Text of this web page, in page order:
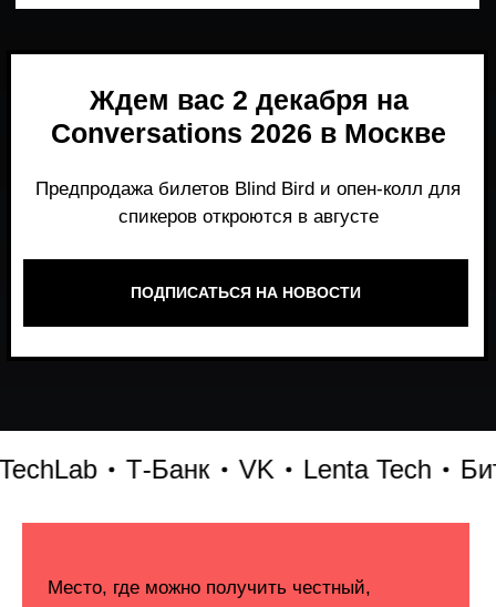
ПОДПИСАТЬСЯ НА НОВОСТИ
Т-Банк VK Lenta Tech
Место, где можно получить честный,
работает и формирует рынок генеративного